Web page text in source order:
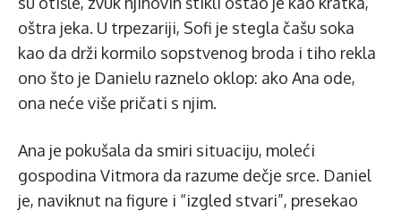
oštra jeka. U trpezariji, Sofi je stegla čašu soka
kao da drži kormilo sopstvenog broda i tiho rekla
ono što je Danielu raznelo oklop: ako Ana ode,
ona neće više pričati s njim.
Ana je pokušala da smiri situaciju, moleći
gospodina Vitmora da razume dečje srce. Daniel
je, naviknut na figure i “izgled stvari”, presekao